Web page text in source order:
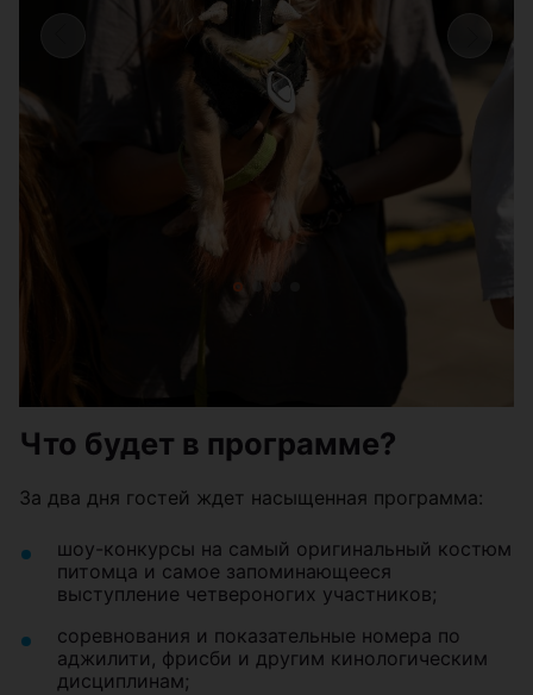
Что будет в программе?
За два дня гостей ждет насыщенная программа:
шоу-конкурсы на самый оригинальный костюм
питомца и самое запоминающееся
выступление четвероногих участников;
соревнования и показательные номера по
аджилити, фрисби и другим кинологическим
дисциплинам;